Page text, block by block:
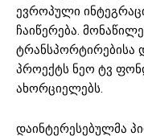
ევროპული
ჩაიწერება.
ტრანსპორტირებისა
პროექტს ნეო ტვ
ახორციელებს.
დაინტერესებულმა